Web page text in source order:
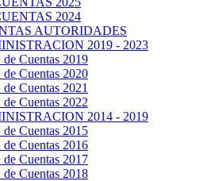
2024
AUTORIDADES
2019 - 2023
de Cuentas 2019
de Cuentas 2020
de Cuentas 2021
de Cuentas 2022
2014 - 2019
de Cuentas 2015
de Cuentas 2016
de Cuentas 2017
de Cuentas 2018